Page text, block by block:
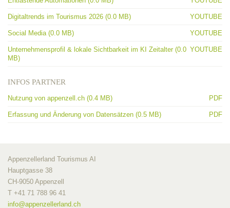
Digitaltrends im Tourismus 2026 (0.0 MB) YOUTUBE
Social Media (0.0 MB) YOUTUBE
Unternehmensprofil & lokale Sichtbarkeit im KI Zeitalter (0.0
MB)
YOUTUBE
INFOS PARTNER
Nutzung von appenzell.ch (0.4 MB) PDF
Erfassung und Änderung von Datensätzen (0.5 MB) PDF
Appenzellerland Tourismus AI
Hauptgasse 38
CH-9050 Appenzell
T +41 71 788 96 41
info@appenzellerland.ch